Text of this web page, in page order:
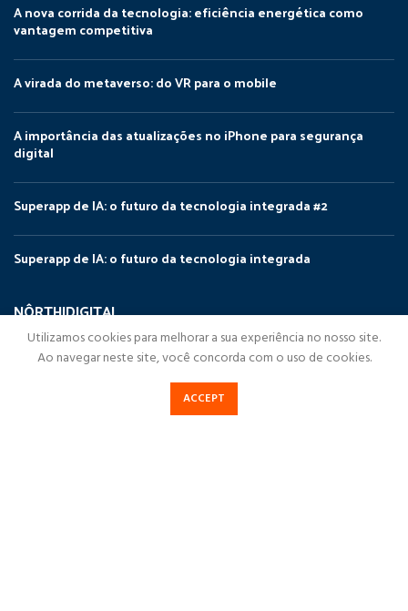
A nova corrida da tecnologia: eficiência energética como
vantagem competitiva
A virada do metaverso: do VR para o mobile
A importância das atualizações no iPhone para segurança
digital
Superapp de IA: o futuro da tecnologia integrada #2
Superapp de IA: o futuro da tecnologia integrada
NÔRTHIDIGITAL
NorthiDigital
Utilizamos cookies para melhorar a sua experiência no nosso site.
Ao navegar neste site, você concorda com o uso de cookies.
ACCEPT